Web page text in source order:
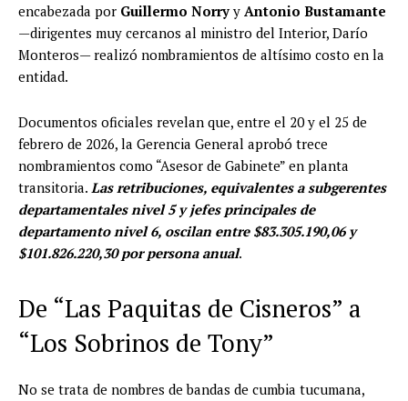
encabezada por Guillermo Norry y Antonio Bustamante
—dirigentes muy cercanos al ministro del Interior, Darío
Monteros— realizó nombramientos de altísimo costo en la
entidad.
Documentos oficiales revelan que, entre el 20 y el 25 de
febrero de 2026, la Gerencia General aprobó trece
nombramientos como “Asesor de Gabinete” en planta
transitoria. Las retribuciones, equivalentes a subgerentes
departamentales nivel 5 y jefes principales de
departamento nivel 6, oscilan entre $83.305.190,06 y
$101.826.220,30 por persona anual.
De “Las Paquitas de Cisneros” a
“Los Sobrinos de Tony”
No se trata de nombres de bandas de cumbia tucumana,